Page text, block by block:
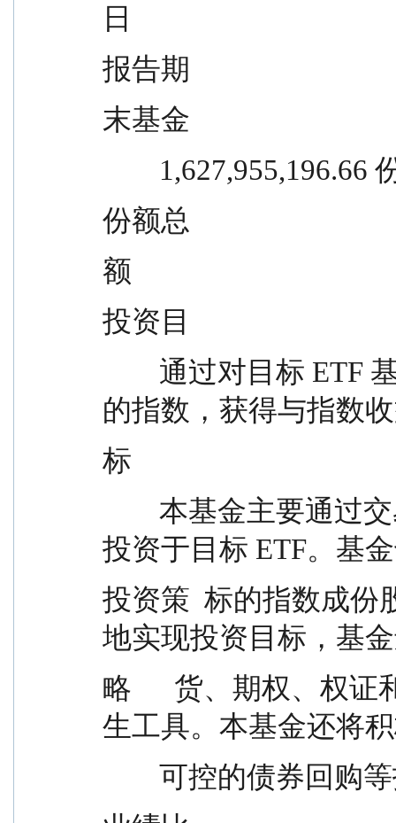
日
报告期
末基金
1,627,955,196.66
份额总
额
投资目
的指数，获得与指数
标
投资于目标 ETF。基
投资策  标的指数成份
地实现投资目标，基
略      货、期权、权证
生工具。本基金还将
可控的债券